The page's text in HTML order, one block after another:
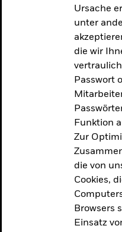
Die
in
Ursache
unter
die wir
Passwort
Funktion
Zur
die von
Cookies,
Browsers
Einsatz